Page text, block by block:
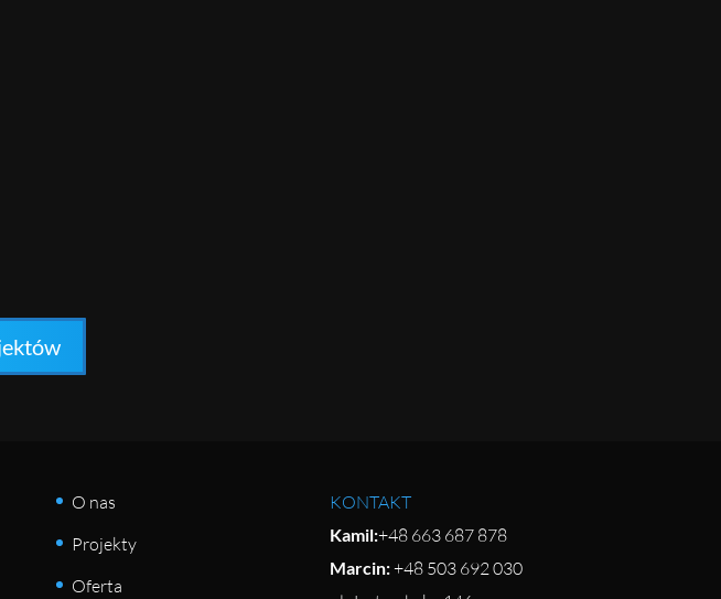
O nas
Projekty
Oferta
KONTAKT
Kamil:+48 663 687 878
Marcin:+48 503 692 030